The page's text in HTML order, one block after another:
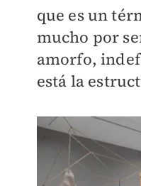
que es un
mucho por
amorfo,
está la